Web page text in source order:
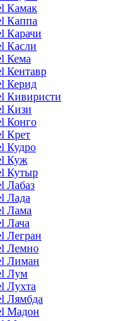
Камак
Каппа
Карачи
Касли
Кема
Кентавр
Керид
Кивиристи
Кизи
Конго
Крет
Кудро
Куж
Кутыр
Лабаз
Лада
Лама
Лача
Легран
Лемно
Лиман
Лум
Лухта
Лямбда
Мадон